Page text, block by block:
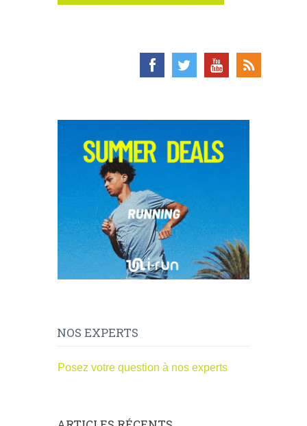
NOS EXPERTS
Posez votre question à nos experts